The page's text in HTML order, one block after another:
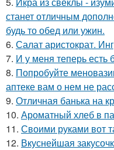
станет отличным
будь то обед или ужин.
6. Салат аристократ.
7. И у меня теперь есть
8. Попробуйте
аптеке вам о нем не
9. Отличная банька на
10. Ароматный хлеб в
11. Своими руками вот
12. Вкуснейшая